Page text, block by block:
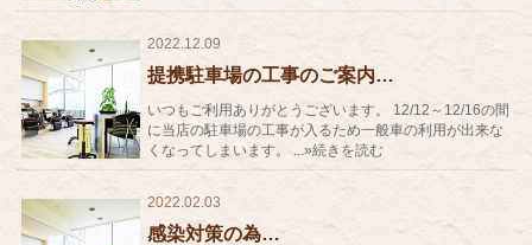
2022.12.09
提携駐車場の工事のご案内…
いつもご利用ありがとうございます。 12/12～12/16の間
に当店の駐車場の工事が入るため一般車の利用が出来な
くなってしまいます。 ...»続きを読む
2022.02.03
感染対策の為…